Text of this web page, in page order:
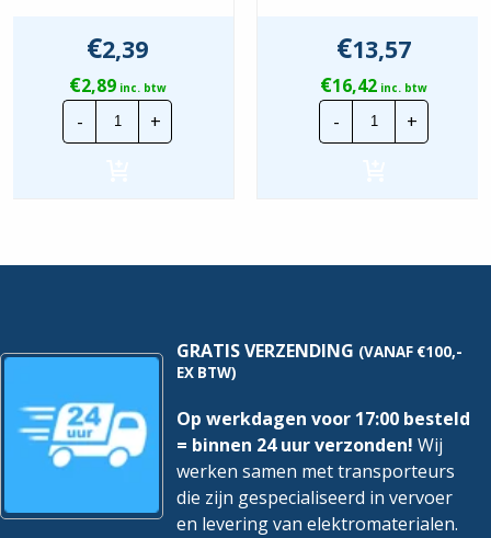
€2,39
€2,89inc. btw
-
Busch-
Jaeger
Ocean
53
+
€13,57
€16,42 inc. btw
-
Busch-
Jaeger
IP44
2105-
+
GRATIS VERZENDING (VANAF €100,-
EX BTW)
Op werkdagen voor 17:00 besteld
= binnen 24 uur verzonden! Wij
werken samen met transporteurs
die zijn gespecialiseerd in vervoer
en levering van elektromaterialen.